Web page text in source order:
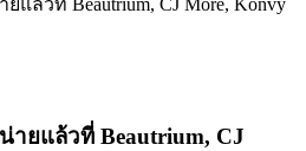
ายแล้วที่ Beautrium, CJ